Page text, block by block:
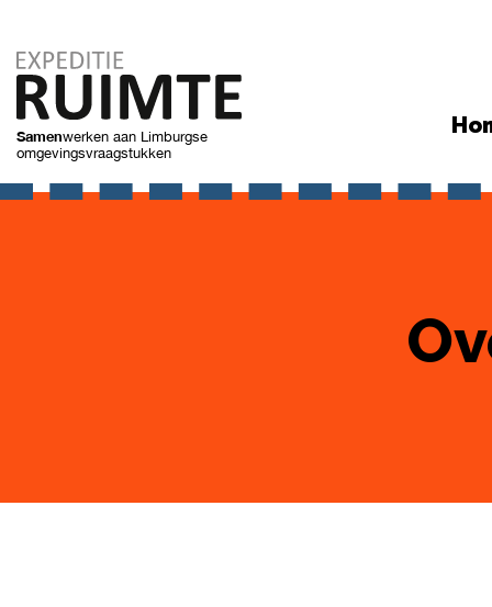
Samenwerken aan Limburgse
omgevingsvraagstukken